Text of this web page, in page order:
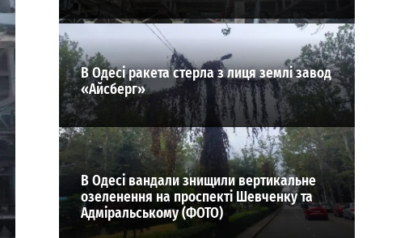
В Одесі ракета стерла з лиця землі завод
«Айсберг»
В Одесі вандали знищили вертикальне
озеленення на проспекті Шевченку та
Адміральському (ФОТО)